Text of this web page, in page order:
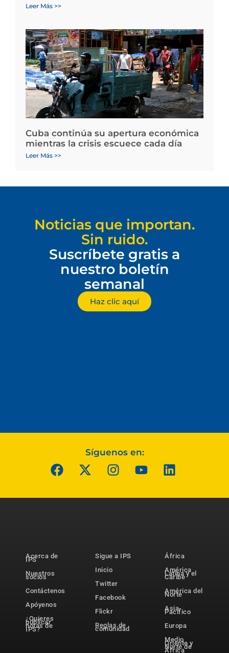
Leer Más >>
Cuba continúa su apertura económica
mientras la crisis escuece cada día
Leer Más >>
Noticias que importan.
Sin ruido.
Suscríbete gratis a
nuestro boletín
semanal
Haz clic aquí
Síguenos en:
Acerca de
IPS
Nuestros
socios
Contáctenos
Apóyenos
¿Quieres
publicar
notas de
IPS?
Sigue a IPS
Inicio
Twitter
Facebook
Flickr
Reglas de
comunidad
África
América
Latina y el
Caribe
América del
Norte
Asia-
Pacífico
Europa
Medio
Oriente y
Norte de
África